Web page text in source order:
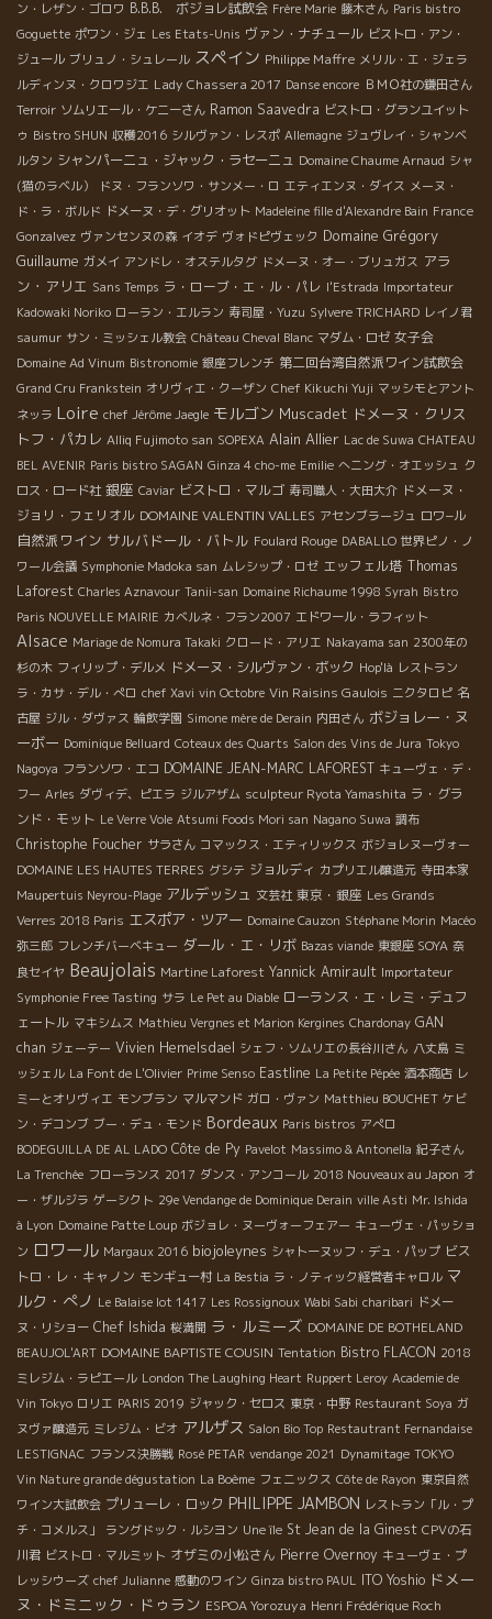
ン・レザン・ゴロワ B.B.B. ボジョレ試飲会 Frère Marie 藤木さん Paris bistro
Goguette ポワン・ジェ Les Etats-Unis ヴァン・ナチュール ビストロ・アン・
ジュール ブリュノ・シュレール スペイン Philippe Maffre メリル・エ・ジェラ
ルディンヌ・クロワジエ Lady Chassera 2017 Danse encore ＢＭＯ社の鎌田さん
Terroir ソムリエール・ケニーさん Ramon Saavedra ビストロ・グランユイット
ゥ Bistro SHUN 収穫2016 シルヴァン・レスポ Allemagne ジュヴレイ・シャンベ
ルタン シャンパーニュ・ジャック・ラセーニュ Domaine Chaume Arnaud シャ
(猫のラベル）
ドヌ・フランソワ・サンメー・ロ エティエンヌ・ダイス メーヌ・
ド・ラ・ボルド ドメーヌ・デ・グリオット Madeleine fille d'Alexandre Bain France
Gonzalvez ヴァンセンヌの森 イオデ ヴォドピヴェック Domaine Grégory
Guillaume ガメイ アンドレ・オステルタグ ドメーヌ・オー・ブリュガス アラ
ン・アリエ Sans Temps ラ・ローブ・エ・ル・パレ l'Estrada Importateur
Kadowaki Noriko ローラン・エルラン 寿司屋・Yuzu Sylvere TRICHARD レイノ君
saumur サン・ミッシェル教会 Château Cheval Blanc マダム・ロゼ 女子会
Domaine Ad Vinum Bistronomie 銀座フレンチ 第二回台湾自然派ワイン試飲会
Grand Cru Frankstein オリヴィエ・クーザン Chef Kikuchi Yuji マッシモとアント
ネッラ Loire chef Jérôme Jaegle モルゴン Muscadet ドメーヌ・クリス
トフ・パカレ Alliq Fujimoto san SOPEXA Alain Allier Lac de Suwa CHATEAU
BEL AVENIR Paris bistro SAGAN Ginza 4 cho-me Emilie へニング・オエッシュ ク
ロス・ロード社 銀座 Caviar ビストロ・マルゴ 寿司職人・大田大介 ドメーヌ・
ジョリ・フェリオル DOMAINE VALENTIN VALLES アセンブラージュ ロワ−ル
自然派ワイン サルバドール・バトル Foulard Rouge DABALLO 世界ピノ・ノ
ワール会議 Symphonie Madoka san ムレシップ・ロゼ エッフェル塔 Thomas
Laforest Charles Aznavour Tanii-san Domaine Richaume 1998 Syrah Bistro
Paris NOUVELLE MAIRIE カベルネ・フラン2007 エドワール・ラフィット
Alsace Mariage de Nomura Takaki クロード・アリエ Nakayama san 2300年の
杉の木 フィリップ・デルメ ドメーヌ・シルヴァン・ボック Hop'là レストラン
ラ・カサ・デル・ぺロ chef Xavi vin Octobre Vin Raisins Gaulois ニクタロピ 名
古屋 ジル・ダヴァス 輪飲学園 Simone mère de Derain 内田さん ボジョレー・ヌ
ーボー Dominique Belluard Coteaux des Quarts Salon des Vins de Jura Tokyo
Nagoya フランソワ・エコ DOMAINE JEAN-MARC LAFOREST キューヴェ・デ・
フー Arles ダヴィデ、ピエラ ジルアザム sculpteur Ryota Yamashita ラ・グラ
ンド・モット Le Verre Vole Atsumi Foods Mori san Nagano Suwa 調布
Christophe Foucher サラさん コマックス・エティリックス ボジョレヌーヴォー
DOMAINE LES HAUTES TERRES グシテ ジョルディ カプリエル醸造元 寺田本家
Maupertuis Neyrou-Plage アルデッシュ 文芸社 東京・銀座 Les Grands
Verres 2018 Paris エスポア・ツアー Domaine Cauzon Stéphane Morin Macéo
弥三郎 フレンチバーベキュー ダール・エ・リボ Bazas viande 東銀座 SOYA 奈
良セイヤ Beaujolais Martine Laforest Yannick Amirault Importateur
Symphonie Free Tasting サラ Le Pet au Diable ローランス・エ・レミ・デュフ
ェートル マキシムス Mathieu Vergnes et Marion Kergines Chardonay GAN
chan ジェーテー Vivien Hemelsdael シェフ・ソムリエの長谷川さん 八丈島 ミ
ッシェル La Font de L'Olivier Prime Senso Eastline La Petite Pépée 酒本商店 レ
ミーとオリヴィエ モンブラン マルマンド ガロ・ヴァン Matthieu BOUCHET ケビ
ン・デコンブ ブー・デュ・モンド Bordeaux Paris bistros アぺロ
BODEGUILLA DE AL LADO Côte de Py Pavelot Massimo & Antonella 紀子さん
La Trenchée フローランス 2017 ダンス・アンコール 2018 Nouveaux au Japon オ
ー・ザルジラ ゲーシクト 29e Vendange de Dominique Derain ville Asti Mr. Ishida
à Lyon Domaine Patte Loup ボジョレ・ヌーヴォーフェアー キューヴェ・パッショ
ン ロワール Margaux 2016 biojoleynes シャトーヌッフ・デュ・パップ ビス
トロ・レ・キャノン モンギュー村 La Bestia ラ・ノティック経営者キャロル マ
ルク・ぺノ Le Balaise lot 1417 Les Rossignoux Wabi Sabi charibari ドメー
ヌ・リショー Chef Ishida 桜満開 ラ・ルミーズ DOMAINE DE BOTHELAND
BEAUJOL'ART DOMAINE BAPTISTE COUSIN Tentation Bistro FLACON 2018
ミレジム・ラピエール London The Laughing Heart Ruppert Leroy Academie de
Vin Tokyo ロリエ PARIS 2019 ジャック・セロス 東京・中野 Restaurant Soya ガ
ヌヴァ醸造元 ミレジム・ビオ アルザス Salon Bio Top Restautrant Fernandaise
LESTIGNAC フランス決勝戦 Rosé PETAR vendange 2021 Dynamitage TOKYO
Vin Nature grande dégustation La Boème フェニックス Côte de Rayon 東京自然
ワイン大試飲会 プリューレ・ロック PHILIPPE JAMBON レストラン「ル・プ
チ・コメルス」
ラングドック・ルシヨン Une île St Jean de la Ginest CPVの石
川君 ビストロ・マルミット オザミの小松さん Pierre Overnoy キューヴェ・プ
レッシウーズ chef Julianne 感動のワイン Ginza bistro PAUL ITO Yoshio ドメー
ヌ・ドミニック・ドゥラン ESPOA Yorozuya Henri Frédérique Roch